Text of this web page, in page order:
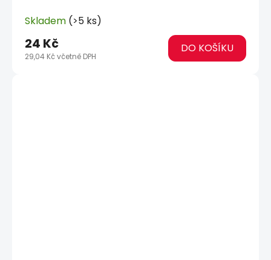
Skladem (>5 ks)
29,04 Kč včetně DPH
24 Kč DO KOŠÍKU